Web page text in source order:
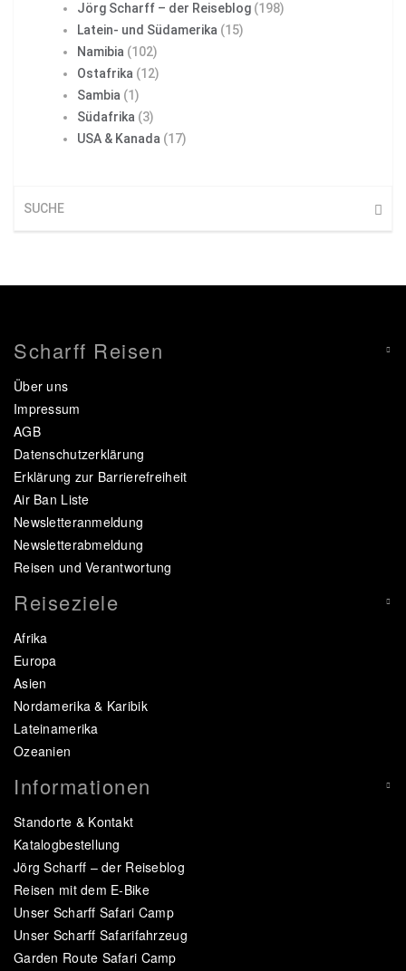
Jörg Scharff – der Reiseblog (198)
Latein- und Südamerika (15)
Namibia (102)
Ostafrika (12)
Sambia (1)
Südafrika (3)
USA & Kanada (17)
Scharff Reisen
Über uns
Impressum
AGB
Datenschutzerklärung
Erklärung zur Barrierefreiheit
Air Ban Liste
Newsletteranmeldung
Newsletterabmeldung
Reisen und Verantwortung
Reiseziele
Afrika
Europa
Asien
Nordamerika & Karibik
Lateinamerika
Ozeanien
Informationen
Standorte & Kontakt
Katalogbestellung
Jörg Scharff – der Reiseblog
Reisen mit dem E-Bike
Unser Scharff Safari Camp
Unser Scharff Safarifahrzeug
Garden Route Safari Camp